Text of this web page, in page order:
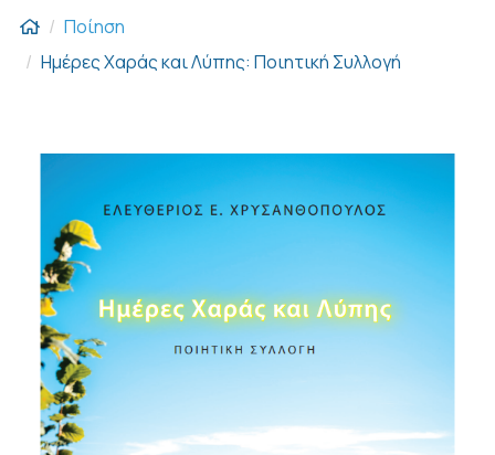
Ποίηση
Ημέρες Χαράς και Λύπης: Ποιητική Συλλογή